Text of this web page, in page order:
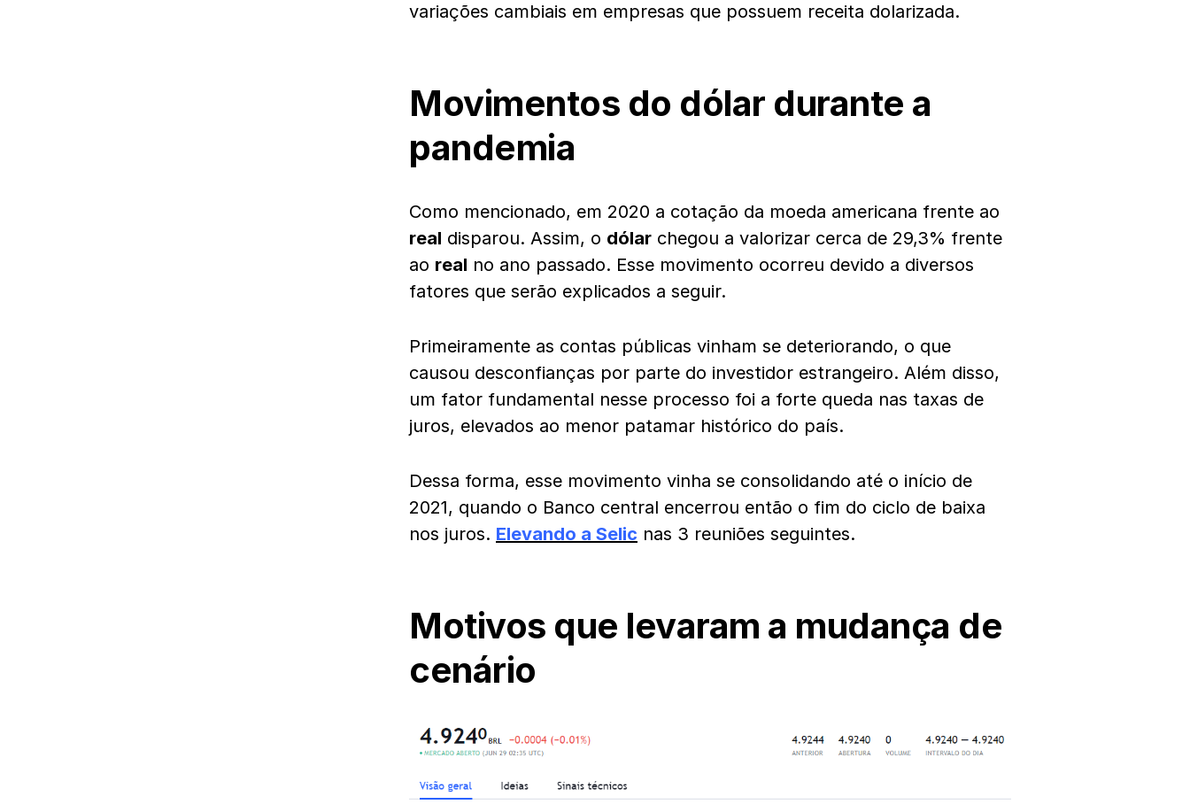
variações cambiais em empresas que possuem receita dolarizada.
Movimentos do dólar durante a
pandemia
Como mencionado, em 2020 a cotação da moeda americana frente ao
real disparou. Assim, o dólar chegou a valorizar cerca de 29,3% frente
ao real no ano passado. Esse movimento ocorreu devido a diversos
fatores que serão explicados a seguir.
Primeiramente as contas públicas vinham se deteriorando, o que
causou desconfianças por parte do investidor estrangeiro. Além disso,
um fator fundamental nesse processo foi a forte queda nas taxas de
juros, elevados ao menor patamar histórico do país.
Dessa forma, esse movimento vinha se consolidando até o início de
2021, quando o Banco central encerrou então o fim do ciclo de baixa
nos juros. Elevando a Selic nas 3 reuniões seguintes.
Motivos que levaram a mudança de
cenário